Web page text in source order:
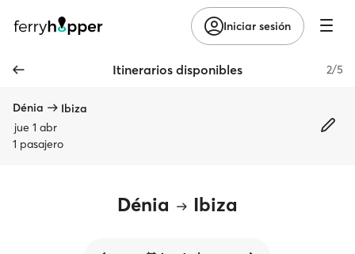
Iniciar sesión
Itinerarios disponibles 2/5
Dénia
Ibiza
jue 1 abr
1 pasajero
Dénia Ibiza